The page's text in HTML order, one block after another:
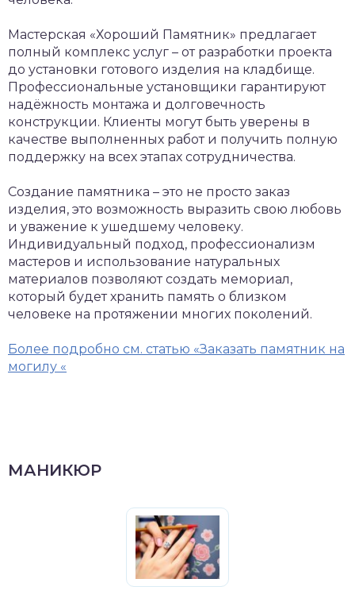
Мастерская «Хороший Памятник» предлагает
полный комплекс услуг – от разработки проекта
до установки готового изделия на кладбище.
Профессиональные установщики гарантируют
надёжность монтажа и долговечность
конструкции. Клиенты могут быть уверены в
качестве выполненных работ и получить полную
поддержку на всех этапах сотрудничества.
Создание памятника – это не просто заказ
изделия, это возможность выразить свою любовь
и уважение к ушедшему человеку.
Индивидуальный подход, профессионализм
мастеров и использование натуральных
материалов позволяют создать мемориал,
который будет хранить память о близком
человеке на протяжении многих поколений.
Более подробно см. статью «Заказать памятник на
могилу «
МАНИКЮР